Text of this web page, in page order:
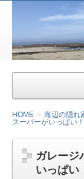
サー
ファ
ー&
向け
千葉
県九
十九
里の
ガレ
HOME 海辺の隠れ
スーパーがいっぱい！
ガレージ
いっぱい